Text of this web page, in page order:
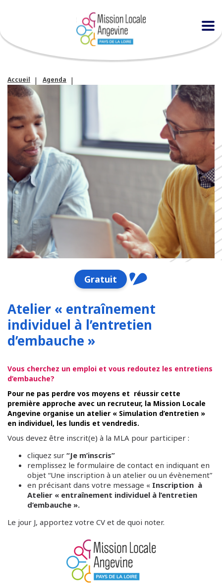
Accueil
Agenda
Atelier « entraînement individuel à l’entretien d’embauche »
Gratuit
Atelier « entraînement
individuel à l’entretien
d’embauche »
Vous cherchez un emploi et vous redoutez les entretiens
d’embauche?
Pour ne pas perdre vos moyens et réussir cette
première approche avec un recruteur, la Mission Locale
Angevine organise un atelier « Simulation d’entretien »
en individuel, les lundis et vendredis.
Vous devez être inscrit(e) à la MLA pour participer :
cliquez sur “Je m’inscris”
remplissez le formulaire de contact en indiquant en
objet “Une inscription à un atelier ou un évènement”
en précisant dans votre message « Inscription à
Atelier « entraînement individuel à l’entretien
d’embauche ».
Le jour J, apportez votre CV et de quoi noter.